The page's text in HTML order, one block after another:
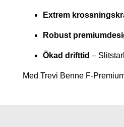
Extrem
Robust
Ökad drifttid –
Med Trevi Benne F-